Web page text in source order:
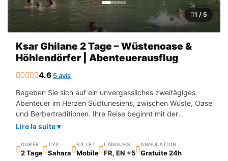
1 / 5
Ksar Ghilane 2 Tage – Wüstenoase &
Höhlendörfer | Abenteuerausflug
4.6 5 avis
Begeben Sie sich auf ein unvergessliches zweitägiges
Abenteuer im Herzen Südtunesiens, zwischen Wüste, Oase
und Berbertraditionen. Ihre Reise beginnt mit der
Überquerung der berühmten römischen Dammstraße, die
einzigartigen Landschaften des Südens zu bewundern.
Sie fahren weiter in Richtung Wüstendörfer, bis Sie Ksar
Lire la suite ▾
DURÉE
2 Tage
TYP
Sahara
BILLET
Mobile
LANGUES
FR, EN +5
ANNULATION
Gratuite 24h